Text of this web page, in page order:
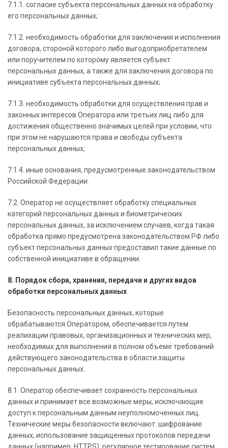
7.1.1. согласие субъекта персональных данных на обработку
его персональных данных;
7.1.2. необходимость обработки для заключения и исполнения
договора, стороной которого либо выгодоприобретателем
или поручителем по которому является субъект
персональных данных, а также для заключения договора по
инициативе субъекта персональных данных;
7.1.3. необходимость обработки для осуществления прав и
законных интересов Оператора или третьих лиц либо для
достижения общественно значимых целей при условии, что
при этом не нарушаются права и свободы субъекта
персональных данных;
7.1.4. иные основания, предусмотренные законодательством
Российской Федерации.
7.2. Оператор не осуществляет обработку специальных
категорий персональных данных и биометрических
персональных данных, за исключением случаев, когда такая
обработка прямо предусмотрена законодательством РФ либо
субъект персональных данных предоставил такие данные по
собственной инициативе в обращении.
8. Порядок сбора, хранения, передачи и других видов
обработки персональных данных
Безопасность персональных данных, которые
обрабатываются Оператором, обеспечивается путем
реализации правовых, организационных и технических мер,
необходимых для выполнения в полном объеме требований
действующего законодательства в области защиты
персональных данных.
8.1. Оператор обеспечивает сохранность персональных
данных и принимает все возможные меры, исключающие
доступ к персональным данным неуполномоченных лиц.
Технические меры безопасности включают: шифрование
данных, использование защищенных протоколов передачи